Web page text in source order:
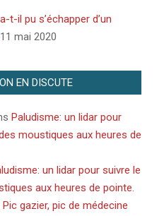
t-il pu s’échapper d’un
11 mai 2020
ON EN DISCUTE
Paludisme: un lidar pour
moustiques aux heures de
un lidar pour suivre le
aux heures de pointe.
Pic gazier, pic de médecine